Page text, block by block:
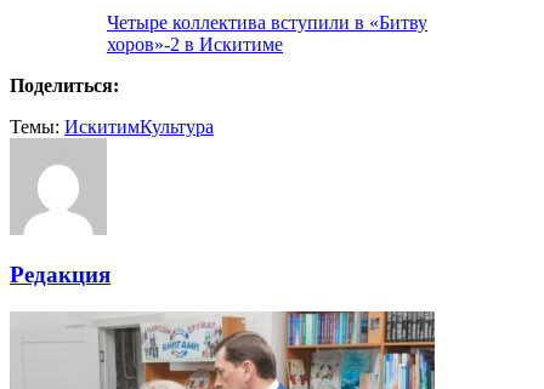
Четыре коллектива вступили в «Битву
хоров»-2 в Искитиме
Поделиться:
Темы: ИскитимКультура
Редакция